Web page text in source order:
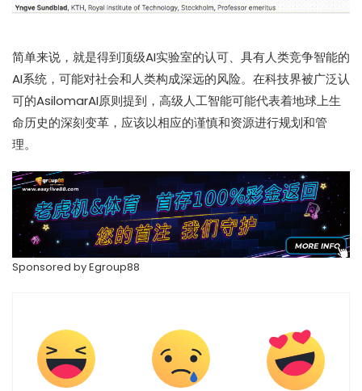
简单来说，就是得到顶级AI实验室的认可、具有人类竞争智能的
AI系统，可能对社会和人类构成深远的风险。在科技界被广泛认
可的AsilomarAI原则提到，高级人工智能可能代表着地球上生
命历史的深刻变革，应该以相应的谨慎和资源进行规划和管
理。
Sponsored byEgroup88